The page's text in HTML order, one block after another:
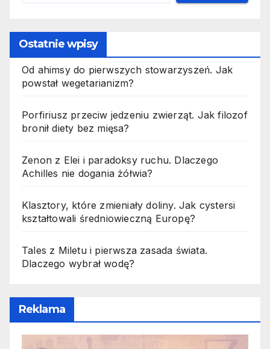
Ostatnie wpisy
Od ahimsy do pierwszych stowarzyszeń. Jak
powstał wegetarianizm?
Porfiriusz przeciw jedzeniu zwierząt. Jak filozof
bronił diety bez mięsa?
Zenon z Elei i paradoksy ruchu. Dlaczego
Achilles nie dogania żółwia?
Klasztory, które zmieniały doliny. Jak cystersi
kształtowali średniowieczną Europę?
Tales z Miletu i pierwsza zasada świata.
Dlaczego wybrał wodę?
Reklama